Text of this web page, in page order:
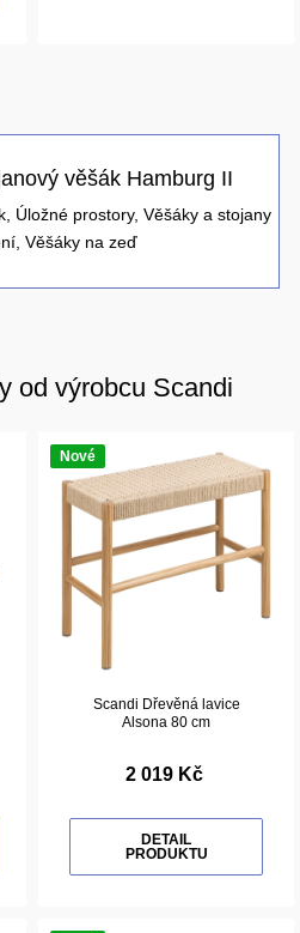
věšák Hamburg II
Úložné prostory, Věšáky a stojany
Věšáky na zeď
od výrobcu Scandi
Nové
Scandi Dřevěná lavice
Alsona 80 cm
2 019 Kč
DETAIL
PRODUKTU